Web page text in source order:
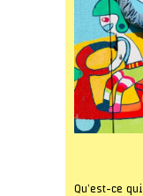
Qu’est-ce